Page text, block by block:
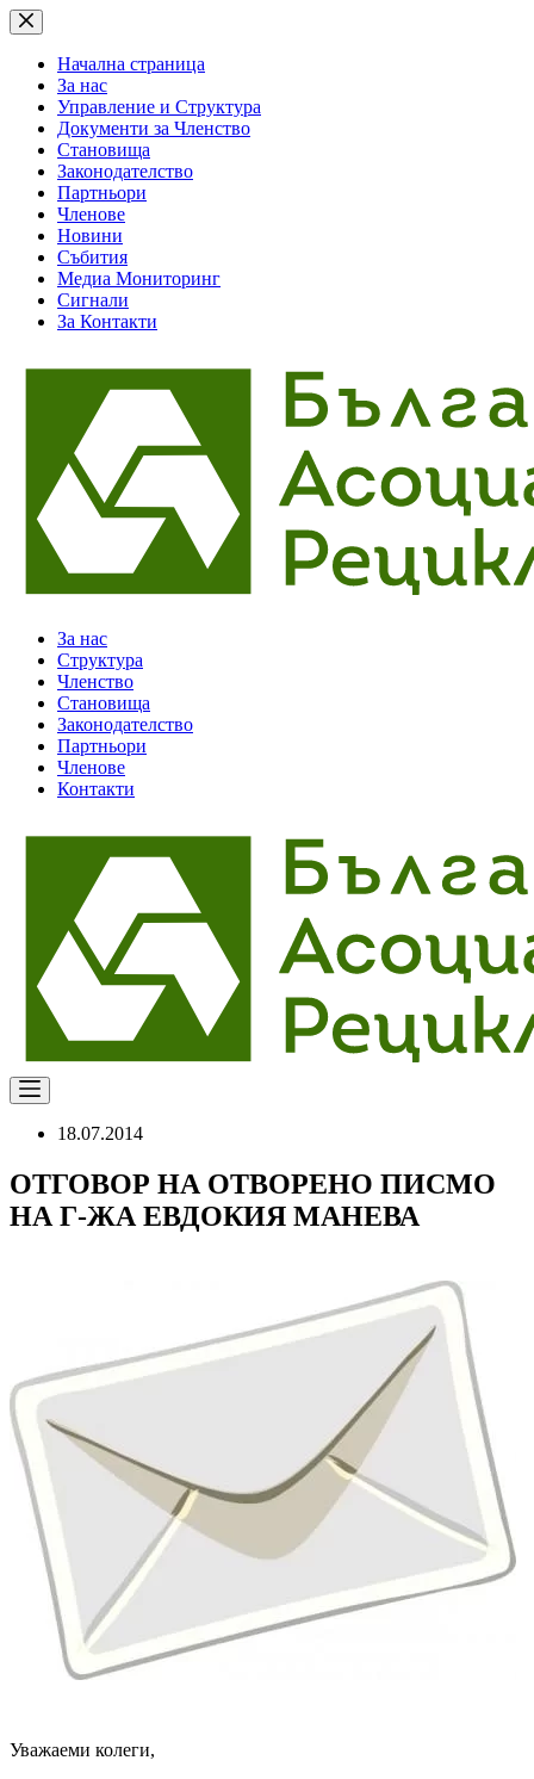
Skip
to
contentНачална страница
За нас
Управление и Структура
Документи за Членство
Становища
Законодателство
Партньори
Членове
Новини
Събития
Медиа Мониторинг
Сигнали
За Контакти
За нас
Структура
Членство
Становища
Законодателство
Партньори
Членове
Контакти
18.07.2014
ОТГОВОР НА ОТВОРЕНО ПИСМО
НА Г-ЖА ЕВДОКИЯ МАНЕВА
Уважаеми колеги,